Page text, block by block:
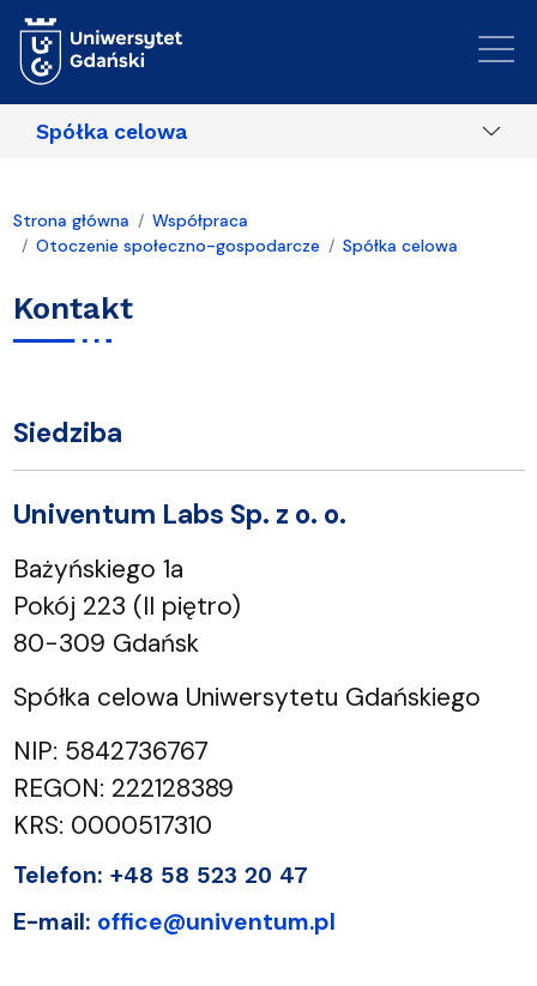
Spółka celowa
Strona główna
Współpraca
Otoczenie społeczno-gospodarcze
Spółka celowa
Kontakt
Siedziba
Univentum Labs Sp. z o. o.
Bażyńskiego 1a
Pokój 223 (II piętro)
80-309 Gdańsk
Spółka celowa Uniwersytetu Gdańskiego
NIP: 5842736767
REGON: 222128389
KRS: 0000517310
Telefon: +48 58 523 20 47
E-mail: office@univentum.pl